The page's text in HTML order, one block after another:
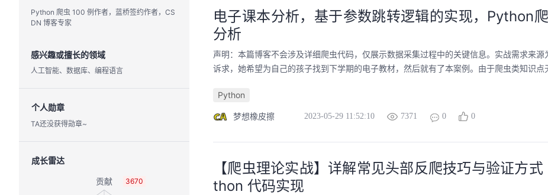
Python 爬虫 100 例作者，蓝桥签约作者，CS
DN 博客专家
感兴趣或擅长的领域
人工智能、数据库、编程语言
个人勋章
TA还没获得勋章~
成长雷达
3670
电子课本分析，基于参数跳转逻辑的实现，Python
分析
声明：本篇博客不会涉及详细爬虫代码，仅展示数据采集过程中的关键信息。实战需求来源
诉求，她希望为自己的孩子找到下学期的电子教材，然后就有了本案例。由于爬虫类知识点
Python
梦想橡皮擦 2023-05-29 11:52:10 7371 0 0
【爬虫理论实战】详解常见头部反爬技巧与验证方
thon 代码实现